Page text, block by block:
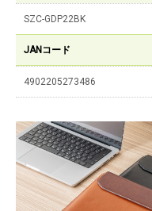
SZC-GDP22BK
JANコード
4902205273486